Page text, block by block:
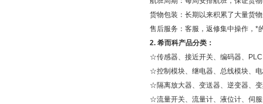
货物包装：长期以来积累了大量货
售后服务：客服，返修集中操作，*
2. 希而科产品分类：
☆传感器、接近开关、编码器、
PLC
☆控制模块、继电器、总线模块、
☆隔离放大器、变送器、逆变器、
☆流量开关、流量计、液位计、伺